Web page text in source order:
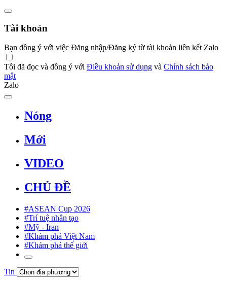
Tài khoản
Bạn đồng ý với việc Đăng nhập/Đăng ký từ tài khoản liên kết Zalo
Tôi đã đọc và đồng ý với Điều khoản sử dụng và Chính sách bảo
mật
Zalo
Nóng
Mới
VIDEO
CHỦ ĐỀ
#ASEAN Cup 2026
#Trí tuệ nhân tạo
#Mỹ - Iran
#Khám phá Việt Nam
#Khám phá thế giới
Tin